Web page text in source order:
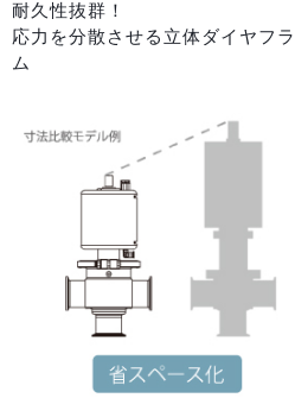
耐久性抜群！
応力を分散させる立体ダイヤフラ
ム